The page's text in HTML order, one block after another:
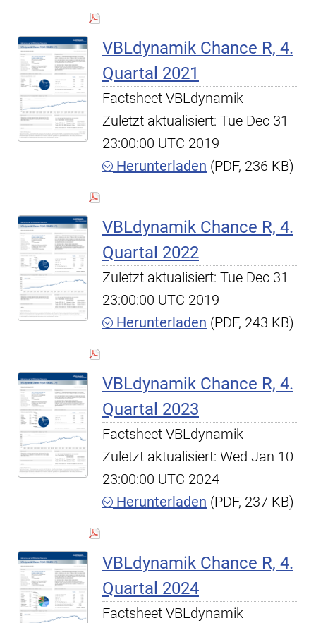
VBLdynamik Chance R, 4.
Quartal 2021
Factsheet VBLdynamik
Zuletzt aktualisiert: Tue Dec 31
23:00:00 UTC 2019
Herunterladen (PDF, 236 KB)
VBLdynamik Chance R, 4.
Quartal 2022
Zuletzt aktualisiert: Tue Dec 31
23:00:00 UTC 2019
Herunterladen (PDF, 243 KB)
VBLdynamik Chance R, 4.
Quartal 2023
Factsheet VBLdynamik
Zuletzt aktualisiert: Wed Jan 10
23:00:00 UTC 2024
Herunterladen (PDF, 237 KB)
VBLdynamik Chance R, 4.
Quartal 2024
Factsheet VBLdynamik